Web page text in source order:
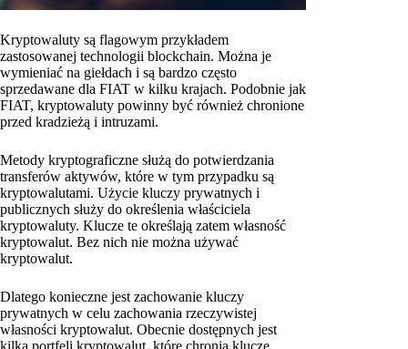
Kryptowaluty są flagowym przykładem
zastosowanej technologii blockchain. Można je
wymieniać na giełdach i są bardzo często
sprzedawane dla FIAT w kilku krajach. Podobnie jak
FIAT, kryptowaluty powinny być również chronione
przed kradzieżą i intruzami.
Metody kryptograficzne służą do potwierdzania
transferów aktywów, które w tym przypadku są
kryptowalutami. Użycie kluczy prywatnych i
publicznych służy do określenia właściciela
kryptowaluty. Klucze te określają zatem własność
kryptowalut. Bez nich nie można używać
kryptowalut.
Dlatego konieczne jest zachowanie kluczy
prywatnych w celu zachowania rzeczywistej
własności kryptowalut. Obecnie dostępnych jest